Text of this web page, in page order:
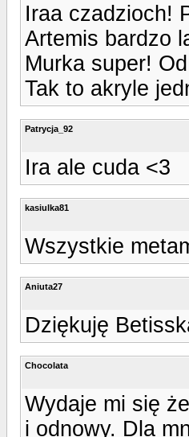
Iraa czadzioch!
Artemis bardzo
Murka super!
Tak to akryle
Patrycja_92
Ira ale cuda <3
kasiulka81
Wszystkie
Aniuta27
Dziękuję
Chocolata
Wydaje mi się
i odnowy. Dla